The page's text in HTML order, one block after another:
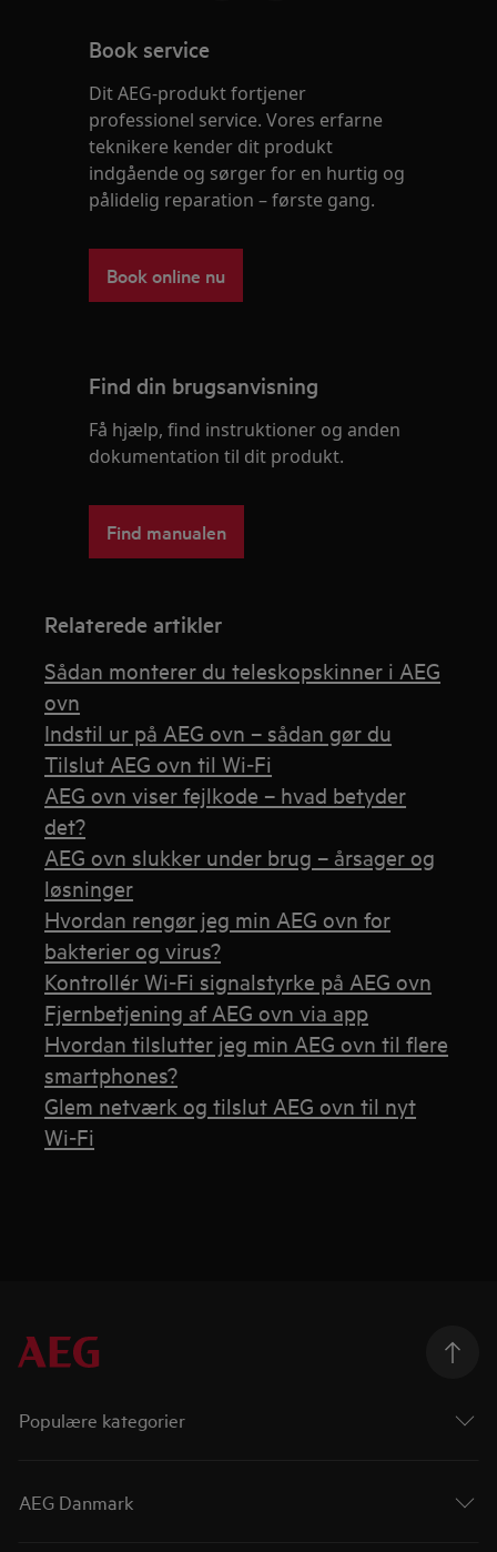
Book service
Dit AEG-produkt fortjener
professionel service. Vores erfarne
teknikere kender dit produkt
indgående og sørger for en hurtig og
pålidelig reparation – første gang.
Book online nu
Find din brugsanvisning
Få hjælp, find instruktioner og anden
dokumentation til dit produkt.
Find manualen
Relaterede artikler
Sådan monterer du teleskopskinner i AEG
ovn
Indstil ur på AEG ovn – sådan gør du
Tilslut AEG ovn til Wi‑Fi
AEG ovn viser fejlkode – hvad betyder
det?
AEG ovn slukker under brug – årsager og
løsninger
Hvordan rengør jeg min AEG ovn for
bakterier og virus?
Kontrollér Wi‑Fi signalstyrke på AEG ovn
Fjernbetjening af AEG ovn via app
Hvordan tilslutter jeg min AEG ovn til flere
smartphones?
Glem netværk og tilslut AEG ovn til nyt
Wi‑Fi
Populære kategorier
AEG Danmark